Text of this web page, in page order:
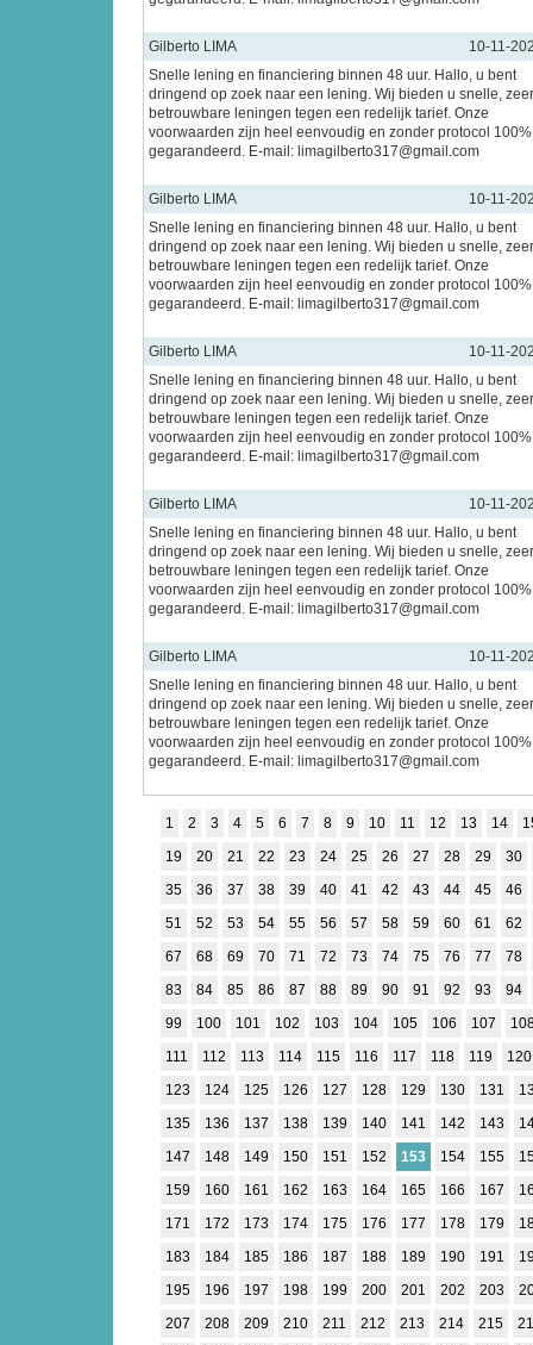
Gilberto LIMA
10-11-
Snelle lening en financiering binnen 48 uur. Hallo, u bent
dringend op zoek naar een lening. Wij bieden u snelle, zeer
betrouwbare leningen tegen een redelijk tarief. Onze
voorwaarden zijn heel eenvoudig en zonder protocol 100%
gegarandeerd. E-mail: limagilberto317@gmail.com
Gilberto LIMA
10-11-
Snelle lening en financiering binnen 48 uur. Hallo, u bent
dringend op zoek naar een lening. Wij bieden u snelle, zeer
betrouwbare leningen tegen een redelijk tarief. Onze
voorwaarden zijn heel eenvoudig en zonder protocol 100%
gegarandeerd. E-mail: limagilberto317@gmail.com
Gilberto LIMA
10-11-
Snelle lening en financiering binnen 48 uur. Hallo, u bent
dringend op zoek naar een lening. Wij bieden u snelle, zeer
betrouwbare leningen tegen een redelijk tarief. Onze
voorwaarden zijn heel eenvoudig en zonder protocol 100%
gegarandeerd. E-mail: limagilberto317@gmail.com
Gilberto LIMA
10-11-
Snelle lening en financiering binnen 48 uur. Hallo, u bent
dringend op zoek naar een lening. Wij bieden u snelle, zeer
betrouwbare leningen tegen een redelijk tarief. Onze
voorwaarden zijn heel eenvoudig en zonder protocol 100%
gegarandeerd. E-mail: limagilberto317@gmail.com
Gilberto LIMA
10-11-
Snelle lening en financiering binnen 48 uur. Hallo, u bent
dringend op zoek naar een lening. Wij bieden u snelle, zeer
betrouwbare leningen tegen een redelijk tarief. Onze
voorwaarden zijn heel eenvoudig en zonder protocol 100%
gegarandeerd. E-mail: limagilberto317@gmail.com
1 2 3 4 5 6 7 8 9 10 11 12 13 14
19
20 21 22 23 24 25 26 27 28 29
30
35
36 37 38 39 40 41 42 43 44 45
46
51
52 53 54 55 56 57 58 59 60 61
62
67
68 69 70 71 72 73 74 75 76 77
78
83
84 85 86 87 88 89 90 91 92 93
94
99
100 101 102 103 104 105 106 107
111
112 113 114 115 116 117 118 119
120
123
124 125 126 127 128 129 130 131
135
136 137 138 139 140 141 142 143
147
148 149 150 151 152 153 154 155
159
160 161 162 163 164 165 166 167
171
172 173 174 175 176 177 178 179
183
184 185 186 187 188 189 190 191
195
196 197 198 199 200 201 202 203
207
208 209 210 211 212 213 214 215